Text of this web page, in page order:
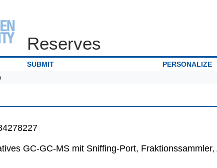
Reserves
SUBMIT PERSONALIZE
GC-GC-MS mit Sniffing-Port,